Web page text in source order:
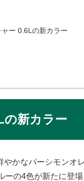
ー 0.6Lの新カラー
の新カラー
かなパーシモンオ
の4色が新たに登場